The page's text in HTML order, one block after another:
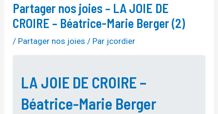
Partager nos joies – LA JOIE DE
CROIRE – Béatrice-Marie Berger (2)
/ Partager nos joies / Par jcordier
LA JOIE DE CROIRE –
Béatrice-Marie Berger